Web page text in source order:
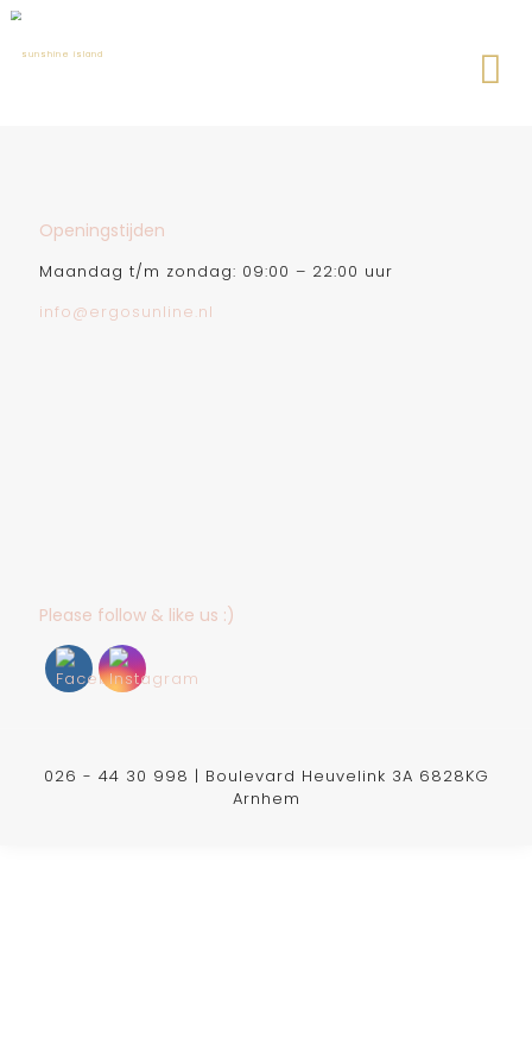
Openingstijden
Maandag t/m zondag: 09:00 – 22:00 uur
info@ergosunline.nl
Please follow & like us :)
026 - 44 30 998 | Boulevard Heuvelink 3A 6828KG
Arnhem